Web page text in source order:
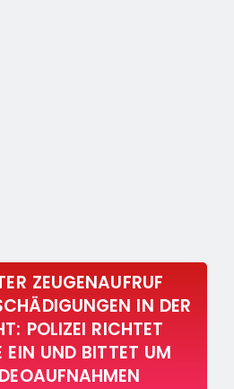
ZEUGENAUFRUF
IN DER
POLIZEI RICHTET
EIN UND BITTET UM